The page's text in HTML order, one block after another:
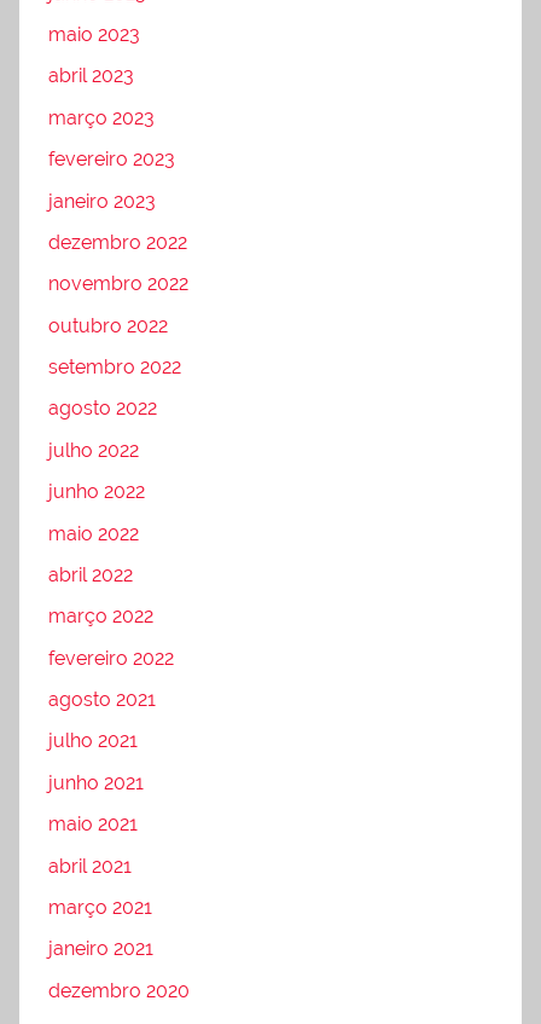
maio 2023
abril 2023
março 2023
fevereiro 2023
janeiro 2023
dezembro 2022
novembro 2022
outubro 2022
setembro 2022
agosto 2022
julho 2022
junho 2022
maio 2022
abril 2022
março 2022
fevereiro 2022
agosto 2021
julho 2021
junho 2021
maio 2021
abril 2021
março 2021
janeiro 2021
dezembro 2020